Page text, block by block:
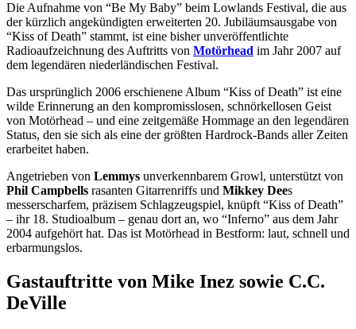
Die Aufnahme von “Be My Baby” beim Lowlands Festival, die aus
der kürzlich angekündigten erweiterten 20. Jubiläumsausgabe von
“Kiss of Death” stammt, ist eine bisher unveröffentlichte
Radioaufzeichnung des Auftritts von Motörhead im Jahr 2007 auf
dem legendären niederländischen Festival.
Das ursprünglich 2006 erschienene Album “Kiss of Death” ist eine
wilde Erinnerung an den kompromisslosen, schnörkellosen Geist
von Motörhead – und eine zeitgemäße Hommage an den legendären
Status, den sie sich als eine der größten Hardrock-Bands aller Zeiten
erarbeitet haben.
Angetrieben von Lemmys unverkennbarem Growl, unterstützt von
Phil Campbells rasanten Gitarrenriffs und Mikkey Dees
messerscharfem, präzisem Schlagzeugspiel, knüpft “Kiss of Death”
– ihr 18. Studioalbum – genau dort an, wo “Inferno” aus dem Jahr
2004 aufgehört hat. Das ist Motörhead in Bestform: laut, schnell und
erbarmungslos.
Gastauftritte von Mike Inez sowie C.C.
DeVille